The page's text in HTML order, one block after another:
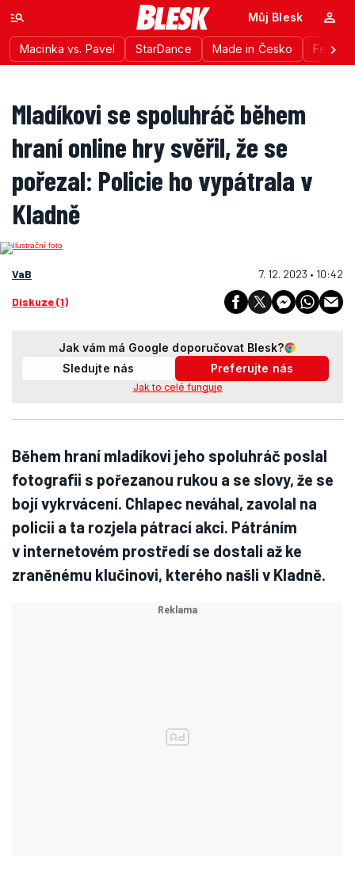
Macinka vs. Pavel StarDance Made in Česko
Můj Blesk
Mladíkovi se spoluhráč během
hraní online hry svěřil, že se
pořezal: Policie ho vypátrala v
Kladně
VaB 7. 12. 2023 • 10:42
Diskuze (1)
Jak vám má Google doporučovat Blesk?
Sledujte nás
Preferujte nás
Jak to celé funguje
Během hraní mladíkovi jeho spoluhráč poslal
fotografii s pořezanou rukou a se slovy, že se
bojí vykrvácení. Chlapec neváhal, zavolal na
policii a ta rozjela pátrací akci. Pátráním
v internetovém prostředí se dostali až ke
zraněnému klučinovi, kterého našli v Kladně.